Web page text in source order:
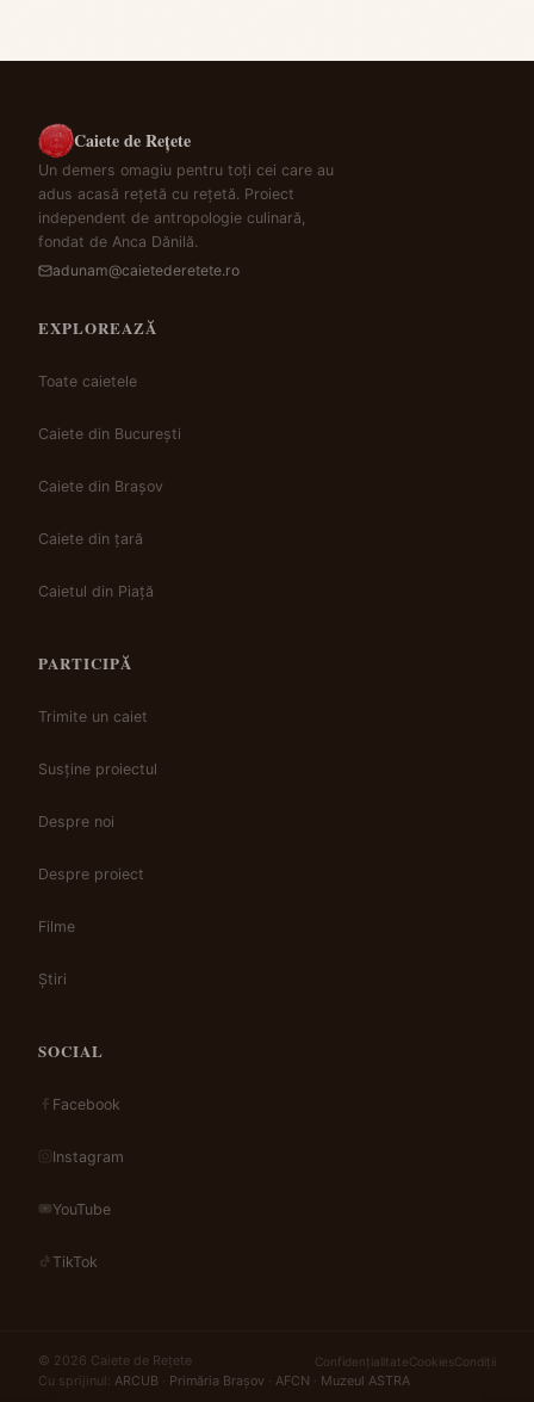
Caiete de Rețete
Un demers omagiu pentru toți cei care au
adus acasă rețetă cu rețetă. Proiect
independent de antropologie culinară,
fondat de Anca Dănilă.
adunam@caietederetete.ro
EXPLOREAZĂ
Toate caietele
Caiete din București
Caiete din Brașov
Caiete din țară
Caietul din Piață
PARTICIPĂ
Trimite un caiet
Susține proiectul
Despre noi
Despre proiect
Filme
Știri
SOCIAL
Facebook
Instagram
YouTube
TikTok
© 2026 Caiete de Rețete ConfidențialitateCookiesCondiții
Cu sprijinul: ARCUB · Primăria Brașov · AFCN · Muzeul ASTRA